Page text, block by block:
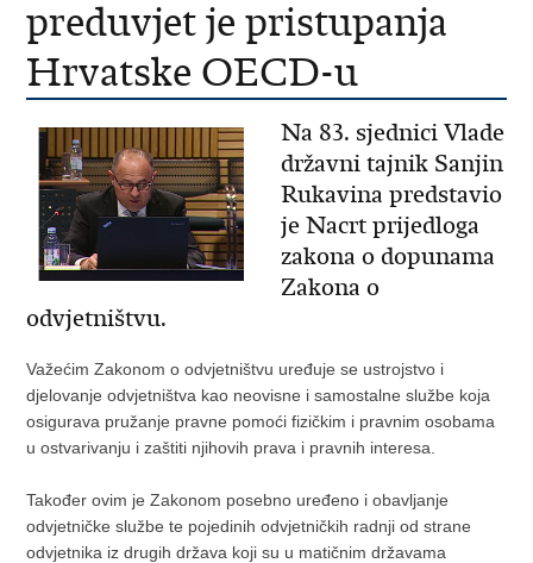
preduvjet je pristupanja
Hrvatske OECD-u
Na 83. sjednici Vlade
državni tajnik Sanjin
Rukavina predstavio
je Nacrt prijedloga
zakona o dopunama
Zakona o
odvjetništvu.
Važećim Zakonom o odvjetništvu uređuje se ustrojstvo i
djelovanje odvjetništva kao neovisne i samostalne službe koja
osigurava pružanje pravne pomoći fizičkim i pravnim osobama
u ostvarivanju i zaštiti njihovih prava i pravnih interesa.
Također ovim je Zakonom posebno uređeno i obavljanje
odvjetničke službe te pojedinih odvjetničkih radnji od strane
odvjetnika iz drugih država koji su u matičnim državama